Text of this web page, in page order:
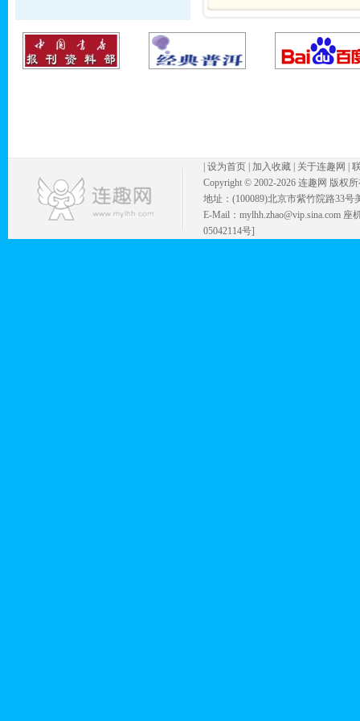
设为首页 加入收藏 关于连趣网
Copyright © 2002-2026 连趣网 版权
地址：(100089)北京市紫竹院路33号
E-Mail：mylhh.zhao@vip.sina.com
05042114号]